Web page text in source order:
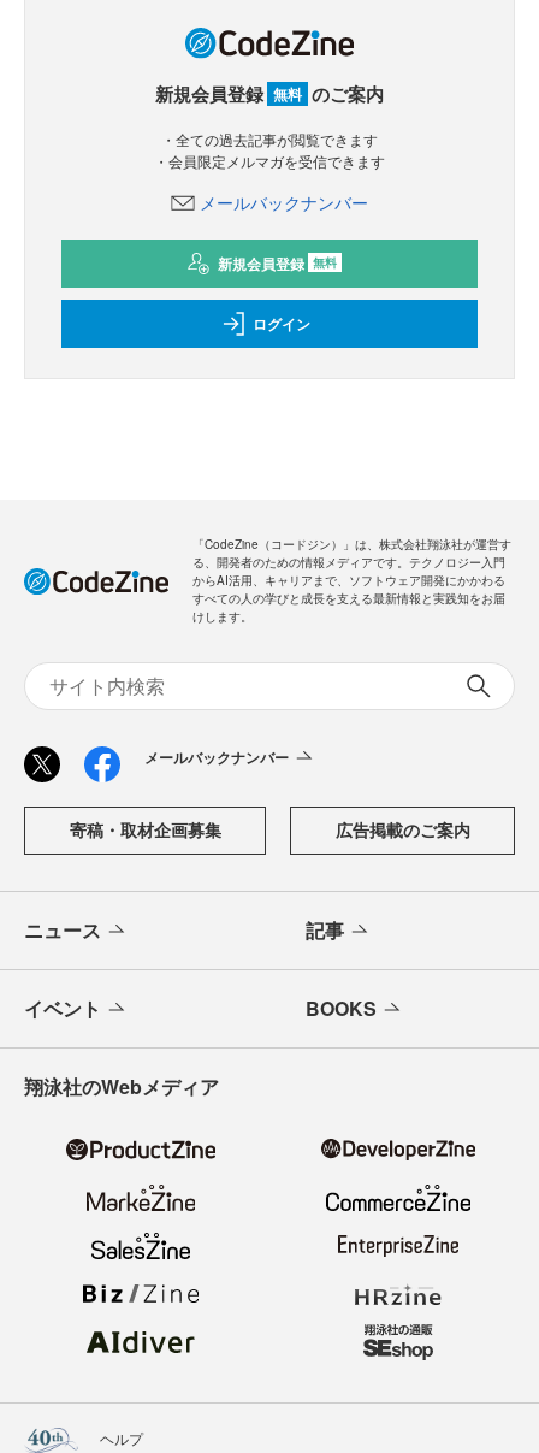
新規会員登録 無料 のご案内
・全ての過去記事が閲覧できます
・会員限定メルマガを受信できます
メールバックナンバー
新規会員登録 無料
ログイン
「CodeZine（コードジン）」は、株式会社翔泳社が運営す
る、開発者のための情報メディアです。テクノロジー入門
からAI活用、キャリアまで、ソフトウェア開発にかかわる
すべての人の学びと成長を支える最新情報と実践知をお届
けします。
メールバックナンバー
寄稿・取材企画募集 広告掲載のご案内
ニュース 記事
イベント BOOKS
翔泳社のWebメディア
ヘルプ